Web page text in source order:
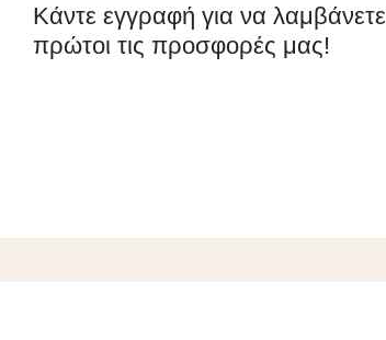
Κάντε εγγραφή για να λαμβάνετε
πρώτοι τις προσφορές μας!